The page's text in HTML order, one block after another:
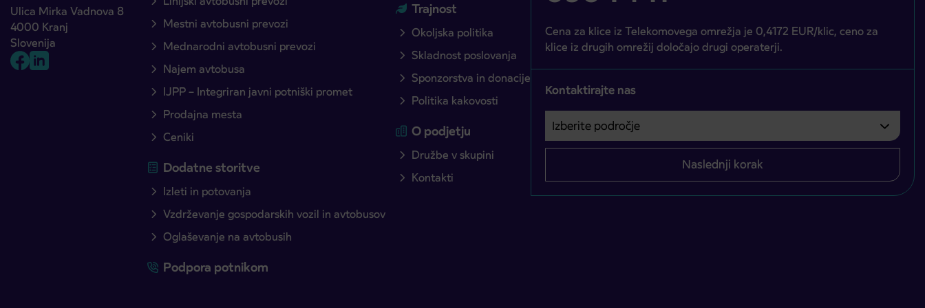
Ulica Mirka Vadnova 8
4000 Kranj
Slovenija
Mestni avtobusni prevozi
Mednarodni avtobusni prevozi
Najem avtobusa
IJPP – Integriran javni potniški promet
Prodajna mesta
Ceniki
Dodatne storitve
Izleti in potovanja
Vzdrževanje gospodarskih vozil in avtobusov
Oglaševanje na avtobusih
Podpora potnikom
Trajnost
Okoljska politika
Skladnost poslovanja
Sponzorstva in donacije
Politika kakovosti
O podjetju
Družbe v skupini
Kontakti
Cena za klice iz Telekomovega omrežja je 0,4172 EUR/klic, ceno za
klice iz drugih omrežij določajo drugi operaterji.
Kontaktirajte nas
Izberite področje
Področje je obvezno izbrati.
Naslednji korak